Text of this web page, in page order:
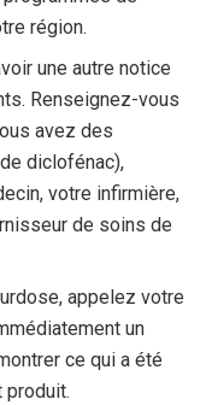
région.
une autre notice
Renseignez-vous
avez des
diclofénac),
votre infirmière,
de soins de
appelez votre
un
ce qui a été
produit.